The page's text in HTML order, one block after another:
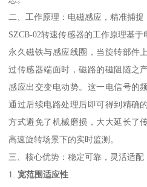
二、工作原理：电磁感应，精准捕捉
SZCB-02转速传感器的工作原理基
永久磁铁与感应线圈，当旋转部件
过传感器端面时，磁路的磁阻随之
感应出交变电动势。这一电信号的
通过后续电路处理后即可得到精确
方式避免了机械磨损，大大延长了
高速旋转场景下的实时监测。
三、核心优势：稳定可靠，灵活适配
1. 宽范围适应性